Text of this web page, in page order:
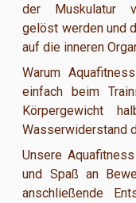
der Muskulatur
gelöst werden und
auf die inneren
Warum
einfach beim
Körpergewicht
Wasserwiderstand
Unsere
und Spaß an
anschließende